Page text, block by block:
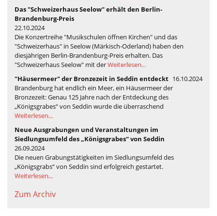
Das "Schweizerhaus Seelow" erhält den Berlin-
Brandenburg-Preis
22.10.2024
Die Konzertreihe "Musikschulen öffnen Kirchen" und das
"Schweizerhaus" in Seelow (Märkisch-Oderland) haben den
diesjährigen Berlin-Brandenburg-Preis erhalten. Das
"Schweizerhaus Seelow" mit derWeiterlesen...
"Häusermeer" der Bronzezeit in Seddin entdeckt 16.10.2024
Brandenburg hat endlich ein Meer, ein Häusermeer der
Bronzezeit: Genau 125 Jahre nach der Entdeckung des
„Königsgrabes“ von Seddin wurde die überraschend
Weiterlesen...
Neue Ausgrabungen und Veranstaltungen im
Siedlungsumfeld des „Königsgrabes“ von Seddin
26.09.2024
Die neuen Grabungstätigkeiten im Siedlungsumfeld des
„Königsgrabs“ von Seddin sind erfolgreich gestartet.
Weiterlesen...
Zum Archiv